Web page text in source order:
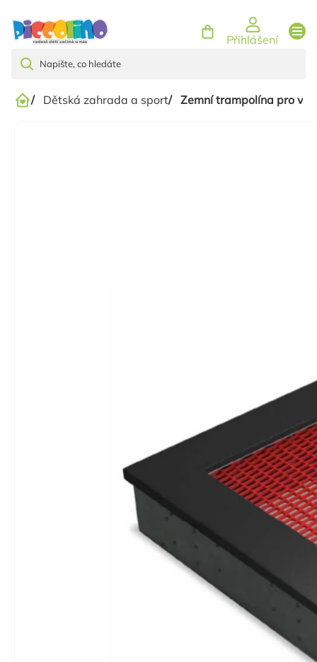
Přihlášení
Domů
/ Dětská zahrada a sport/ Zemní trampolína pro